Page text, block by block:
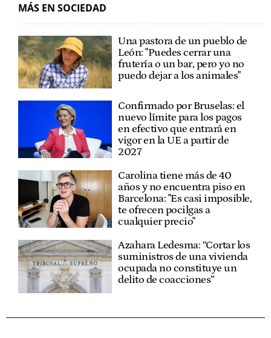
MÁS EN SOCIEDAD
Una pastora de un pueblo de
León: "Puedes cerrar una
frutería o un bar, pero yo no
puedo dejar a los animales"
Confirmado por Bruselas: el
nuevo límite para los pagos
en efectivo que entrará en
vigor en la UE a partir de
2027
Carolina tiene más de 40
años y no encuentra piso en
Barcelona: "Es casi imposible,
te ofrecen pocilgas a
cualquier precio"
Azahara Ledesma: “Cortar los
suministros de una vivienda
ocupada no constituye un
delito de coacciones”